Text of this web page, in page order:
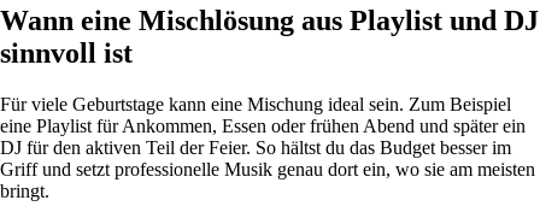
Wann eine Mischlösung aus Playlist und DJ
sinnvoll ist
Für viele Geburtstage kann eine Mischung ideal sein. Zum Beispiel
eine Playlist für Ankommen, Essen oder frühen Abend und später ein
DJ für den aktiven Teil der Feier. So hältst du das Budget besser im
Griff und setzt professionelle Musik genau dort ein, wo sie am meisten
bringt.